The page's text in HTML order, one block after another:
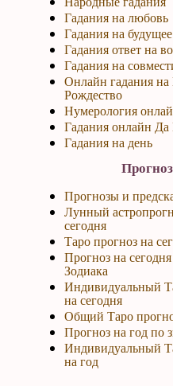
Гадания на любовь
Гадания на будущее
Гадания ответ на
Гадания на
Онлайн гадания
Рождество
Нумерология
Гадания онлайн Да
Гадания на день
Прогнозы и
Лунный
сегодня
Таро прогноз на
Прогноз на
Зодиака
Индивидуальный
на сегодня
Общий Таро
Прогноз на год по
Индивидуальный
на год